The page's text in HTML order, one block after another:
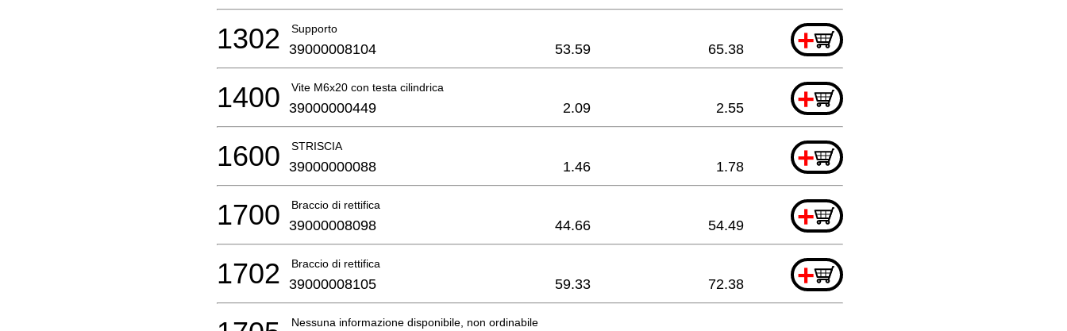
Supporto +
1302 39000008104 53.59 65.38
Vite M6x20 con testa cilindrica +
1400 39000000449 2.09 2.55
STRISCIA +
1600 39000000088 1.46 1.78
Braccio di rettifica +
1700 39000008098 44.66 54.49
Braccio di rettifica +
1702 39000008105 59.33 72.38
Nessuna informazione disponibile, non ordinabile